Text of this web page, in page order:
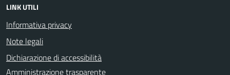
LINK UTILI
Informativa privacy
Note legali
Dichiarazione di accessibilità
Amministrazione trasparente